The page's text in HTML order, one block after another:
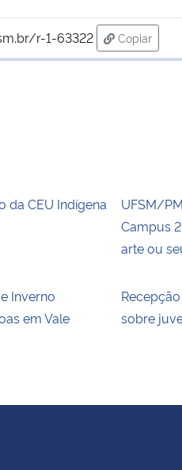
r-1-63322
Copiar
para área
da CEU Indígena
UFSM/
Campus
arte ou
Inverno
em Vale
sobre